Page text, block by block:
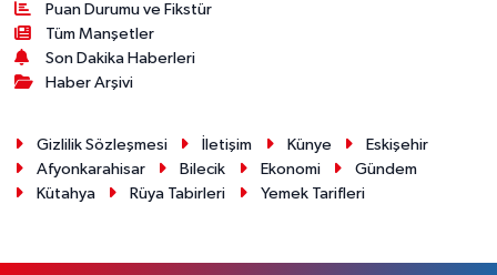
Puan Durumu ve Fikstür
Tüm Manşetler
Son Dakika Haberleri
Haber Arşivi
Gizlilik Sözleşmesi İletişim Künye
Eskişehir
Afyonkarahisar
Bilecik Ekonomi
Gündem
Kütahya
Rüya Tabirleri Yemek Tarifleri